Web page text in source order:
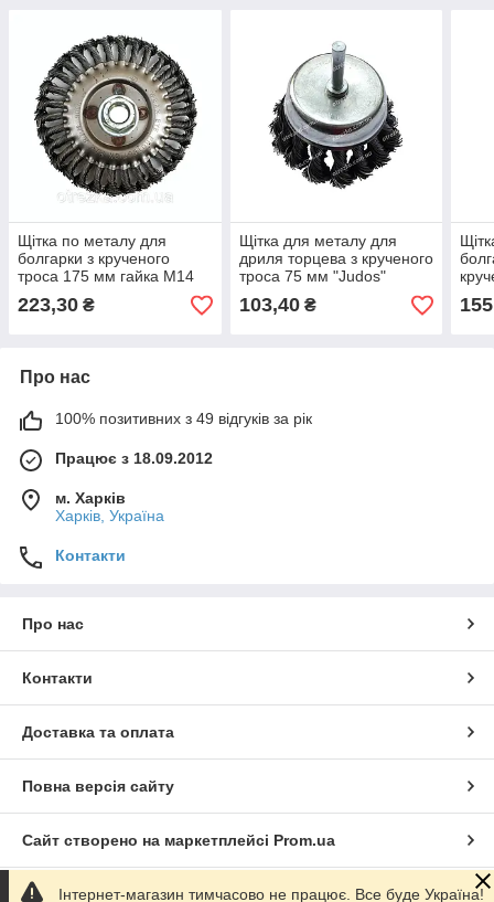
Щітка по металу для
болгарки з крученого
троса 175 мм гайка М14
"Judos"
223,30 ₴
Щітка для металу для
дриля торцева з крученого
троса 75 мм "Judos"
103,40₴
Про нас
100% позитивних з 49 відгуків за рік
Працює з 18.09.2012
м. Харків
Харків, Україна
Контакти
Про нас
Контакти
Доставка та оплата
Повна версія сайту
Сайт створено на маркетплейсі Prom.ua
Політика конфіденційності
Інтернет-магазин тимчасово не працює. Все буде Україна!